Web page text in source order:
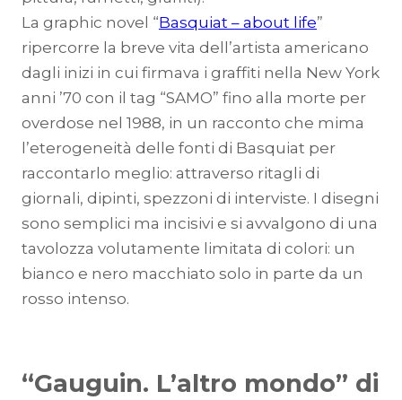
La graphic novel “Basquiat – about life”
ripercorre la breve vita dell’artista americano
dagli inizi in cui firmava i graffiti nella New York
anni ’70 con il tag “SAMO” fino alla morte per
overdose nel 1988, in un racconto che mima
l’eterogeneità delle fonti di Basquiat per
raccontarlo meglio: attraverso ritagli di
giornali, dipinti, spezzoni di interviste. I disegni
sono semplici ma incisivi e si avvalgono di una
tavolozza volutamente limitata di colori: un
bianco e nero macchiato solo in parte da un
rosso intenso.
“Gauguin. L’altro mondo” di